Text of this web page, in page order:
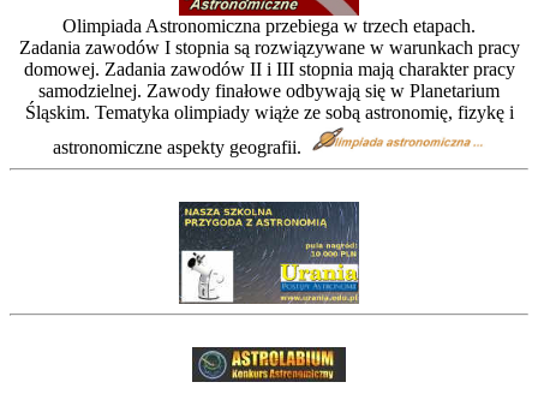
Olimpiada Astronomiczna przebiega w trzech etapach.
Zadania zawodów I stopnia są rozwiązywane w warunkach pracy
domowej. Zadania zawodów II i III stopnia mają charakter pracy
samodzielnej. Zawody finałowe odbywają się w Planetarium
Śląskim. Tematyka olimpiady wiąże ze sobą astronomię, fizykę i
astronomiczne aspekty geografii.